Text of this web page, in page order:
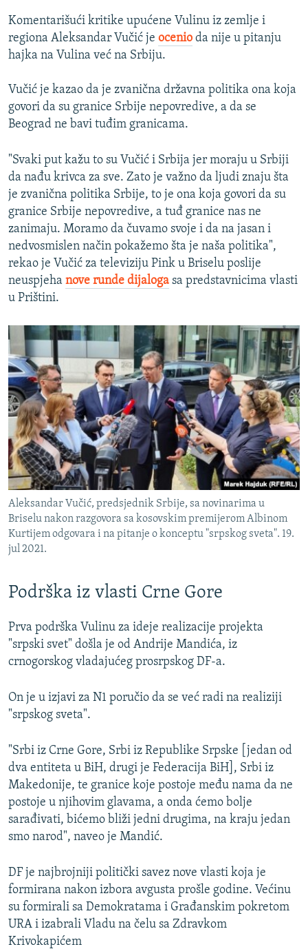
Komentarišući kritike upućene Vulinu iz zemlje i
regiona Aleksandar Vučić je ocenio da nije u pitanju
hajka na Vulina već na Srbiju.
Vučić je kazao da je zvanična državna politika ona koja
govori da su granice Srbije nepovredive, a da se
Beograd ne bavi tuđim granicama.
"Svaki put kažu to su Vučić i Srbija jer moraju u Srbiji
da nađu krivca za sve. Zato je važno da ljudi znaju šta
je zvanična politika Srbije, to je ona koja govori da su
granice Srbije nepovredive, a tuđ granice nas ne
zanimaju. Moramo da čuvamo svoje i da na jasan i
nedvosmislen način pokažemo šta je naša politika",
rekao je Vučić za televiziju Pink u Briselu poslije
neuspjeha nove runde dijaloga sa predstavnicima vlasti
u Prištini.
Aleksandar Vučić, predsjednik Srbije, sa novinarima u
Briselu nakon razgovora sa kosovskim premijerom Albinom
Kurtijem odgovara i na pitanje o konceptu "srpskog sveta". 19.
jul 2021.
Podrška iz vlasti Crne Gore
Prva podrška Vulinu za ideje realizacije projekta
"srpski svet" došla je od Andrije Mandića, iz
crnogorskog vladajućeg prosrpskog DF-a.
On je u izjavi za N1 poručio da se već radi na realiziji
"srpskog sveta".
"Srbi iz Crne Gore, Srbi iz Republike Srpske [jedan od
dva entiteta u BiH, drugi je Federacija BiH], Srbi iz
Makedonije, te granice koje postoje među nama da ne
postoje u njihovim glavama, a onda ćemo bolje
sarađivati, bićemo bliži jedni drugima, na kraju jedan
smo narod", naveo je Mandić.
DF je najbrojniji politički savez nove vlasti koja je
formirana nakon izbora avgusta prošle godine. Većinu
su formirali sa Demokratama i Građanskim pokretom
URA i izabrali Vladu na čelu sa Zdravkom
Krivokapićem